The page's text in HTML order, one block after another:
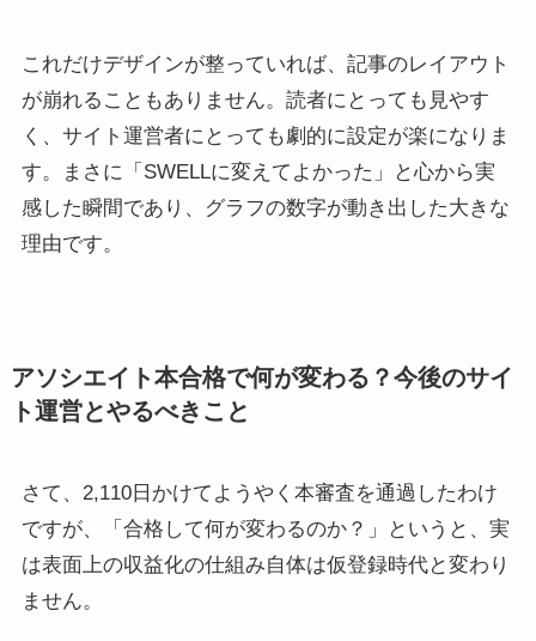
これだけデザインが整っていれば、記事のレイアウト
が崩れることもありません。読者にとっても見やす
く、サイト運営者にとっても劇的に設定が楽になりま
す。まさに「SWELLに変えてよかった」と心から実
感した瞬間であり、グラフの数字が動き出した大きな
理由です。
アソシエイト本合格で何が変わる？今後のサイ
ト運営とやるべきこと
さて、2,110日かけてようやく本審査を通過したわけ
ですが、「合格して何が変わるのか？」というと、実
は表面上の収益化の仕組み自体は仮登録時代と変わり
ません。